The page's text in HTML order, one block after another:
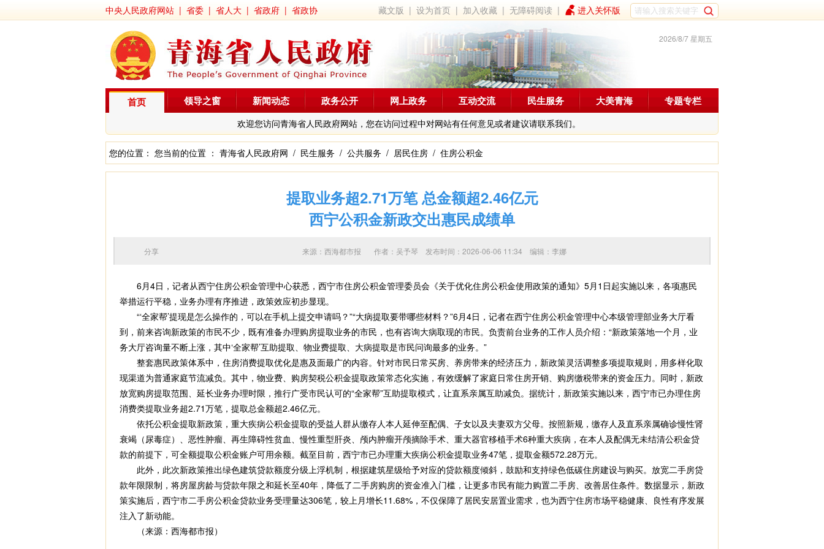
中央人民政府网站 | 省委 | 省人大 | 省政府 | 省政协 藏文版 |设为首页 | 加入收藏 |无障碍阅读 | 进入关怀版
2026/8/7 星期五
首页
欢迎您访问青海省人民政府网站，您在访问过程中对网站有任何意见或者建议请联系我们。
领导之窗 新闻动态 政务公开 网上政务 互动交流 民生服务 大美青海 专题专栏
您的位置： 您当前的位置 ： 青海省人民政府网 / 民生服务 / 公共服务 / 居民住房 / 住房公积金
提取业务超2.71万笔 总金额超2.46亿元
西宁公积金新政交出惠民成绩单
来源：西海都市报 作者： 吴予琴 发布时间：2026-06-06 11:34 编辑：李娜
分享
6月4日，记者从西宁住房公积金管理中心获悉，西宁市住房公积金管理委员会《关于优化住房公积金使用政策的通知》5月1日起实施以来，各项惠民
举措运行平稳，业务办理有序推进，政策效应初步显现。
“‘全家帮’提现是怎么操作的，可以在手机上提交申请吗？”“大病提取要带哪些材料？”6月4日，记者在西宁住房公积金管理中心本级管理部业务大厅看
到，前来咨询新政策的市民不少，既有准备办理购房提取业务的市民，也有咨询大病取现的市民。负责前台业务的工作人员介绍：“新政策落地一个月，业
务大厅咨询量不断上涨，其中‘全家帮’互助提取、物业费提取、大病提取是市民问询最多的业务。”
整套惠民政策体系中，住房消费提取优化是惠及面最广的内容。针对市民日常买房、养房带来的经济压力，新政策灵活调整多项提取规则，用多样化取
现渠道为普通家庭节流减负。其中，物业费、购房契税公积金提取政策常态化实施，有效缓解了家庭日常住房开销、购房缴税带来的资金压力。同时，新政
放宽购房提取范围、延长业务办理时限，推行广受市民认可的“全家帮”互助提取模式，让直系亲属互助减负。据统计，新政策实施以来，西宁市已办理住房
消费类提取业务超2.71万笔，提取总金额超2.46亿元。
依托公积金提取新政策，重大疾病公积金提取的受益人群从缴存人本人延伸至配偶、子女以及夫妻双方父母。按照新规，缴存人及直系亲属确诊慢性肾
衰竭（尿毒症）、恶性肿瘤、再生障碍性贫血、慢性重型肝炎、颅内肿瘤开颅摘除手术、重大器官移植手术6种重大疾病，在本人及配偶无未结清公积金贷
款的前提下，可全额提取公积金账户可用余额。截至目前，西宁市已办理重大疾病公积金提取业务47笔，提取金额572.28万元。
此外，此次新政策推出绿色建筑贷款额度分级上浮机制，根据建筑星级给予对应的贷款额度倾斜，鼓励和支持绿色低碳住房建设与购买。放宽二手房贷
款年限限制，将房屋房龄与贷款年限之和延长至40年，降低了二手房购房的资金准入门槛，让更多市民有能力购置二手房、改善居住条件。数据显示，新政
策实施后，西宁市二手房公积金贷款业务受理量达306笔，较上月增长11.68%，不仅保障了居民安居置业需求，也为西宁住房市场平稳健康、良性有序发展
注入了新动能。
（来源：西海都市报）